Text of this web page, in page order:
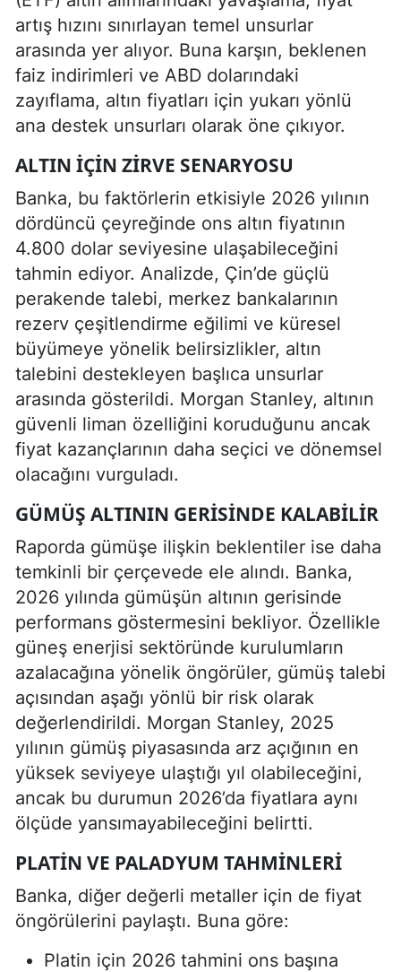
artış hızını sınırlayan temel unsurlar
arasında yer alıyor. Buna karşın, beklenen
faiz indirimleri ve ABD dolarındaki
zayıflama, altın fiyatları için yukarı yönlü
ana destek unsurları olarak öne çıkıyor.
ALTIN İÇIN ZIRVE SENARYOSU
Banka, bu faktörlerin etkisiyle 2026 yılının
dördüncü çeyreğinde ons altın fiyatının
4.800 dolar seviyesine ulaşabileceğini
tahmin ediyor. Analizde, Çin’de güçlü
perakende talebi, merkez bankalarının
rezerv çeşitlendirme eğilimi ve küresel
büyümeye yönelik belirsizlikler, altın
talebini destekleyen başlıca unsurlar
arasında gösterildi. Morgan Stanley, altının
güvenli liman özelliğini koruduğunu ancak
fiyat kazançlarının daha seçici ve dönemsel
olacağını vurguladı.
GÜMÜŞ ALTININ GERISINDE KALABILIR
Raporda gümüşe ilişkin beklentiler ise daha
temkinli bir çerçevede ele alındı. Banka,
2026 yılında gümüşün altının gerisinde
performans göstermesini bekliyor. Özellikle
güneş enerjisi sektöründe kurulumların
azalacağına yönelik öngörüler, gümüş talebi
açısından aşağı yönlü bir risk olarak
değerlendirildi. Morgan Stanley, 2025
yılının gümüş piyasasında arz açığının en
yüksek seviyeye ulaştığı yıl olabileceğini,
ancak bu durumun 2026’da fiyatlara aynı
ölçüde yansımayabileceğini belirtti.
PLATIN VE PALADYUM TAHMINLERI
Banka, diğer değerli metaller için de fiyat
öngörülerini paylaştı. Buna göre:
Platin için 2026 tahmini ons başına